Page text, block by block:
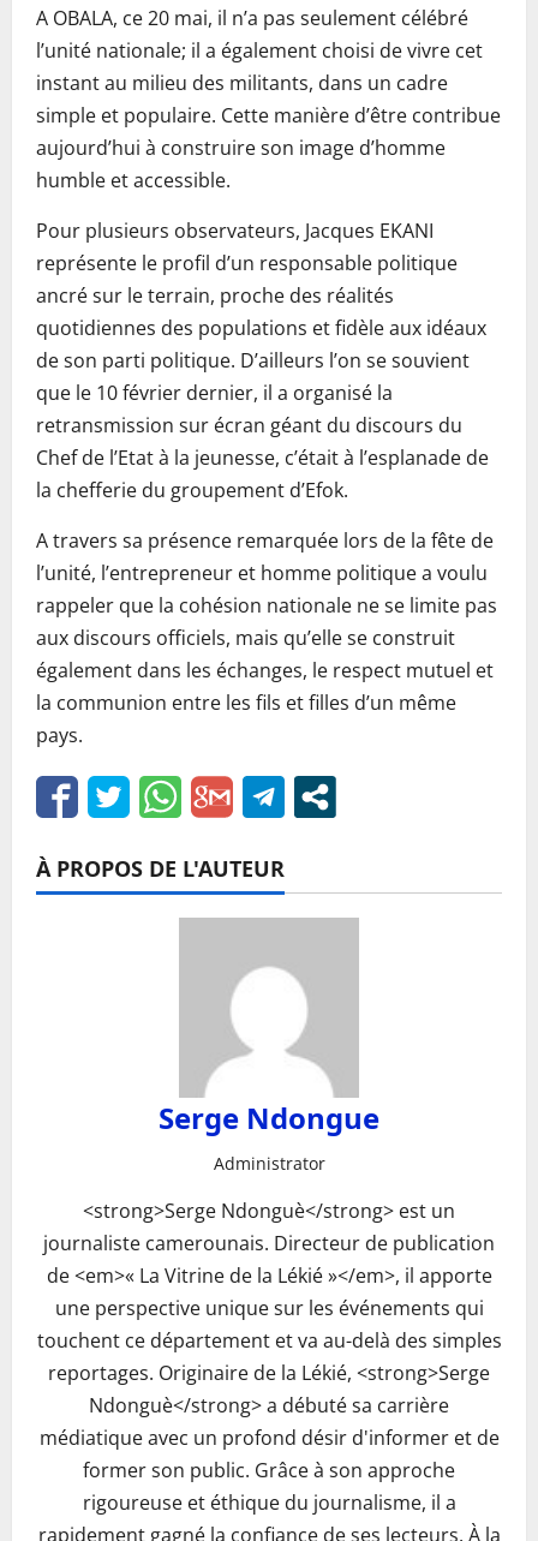
A OBALA, ce 20 mai, il n’a pas seulement célébré
l’unité nationale; il a également choisi de vivre cet
instant au milieu des militants, dans un cadre
simple et populaire. Cette manière d’être contribue
aujourd’hui à construire son image d’homme
humble et accessible.
Pour plusieurs observateurs, Jacques EKANI
représente le profil d’un responsable politique
ancré sur le terrain, proche des réalités
quotidiennes des populations et fidèle aux idéaux
de son parti politique. D’ailleurs l’on se souvient
que le 10 février dernier, il a organisé la
retransmission sur écran géant du discours du
Chef de l’Etat à la jeunesse, c’était à l’esplanade de
la chefferie du groupement d’Efok.
A travers sa présence remarquée lors de la fête de
l’unité, l’entrepreneur et homme politique a voulu
rappeler que la cohésion nationale ne se limite pas
aux discours officiels, mais qu’elle se construit
également dans les échanges, le respect mutuel et
la communion entre les fils et filles d’un même
pays.
À PROPOS DE L'AUTEUR
Serge Ndongue
Administrator
<strong>Serge Ndonguè</strong> est un
journaliste camerounais. Directeur de publication
de <em>« La Vitrine de la Lékié »</em>, il apporte
une perspective unique sur les événements qui
touchent ce département et va au-delà des simples
reportages. Originaire de la Lékié, <strong>Serge
Ndonguè</strong> a débuté sa carrière
médiatique avec un profond désir d'informer et de
former son public. Grâce à son approche
rigoureuse et éthique du journalisme, il a
rapidement gagné la confiance de ses lecteurs. À la